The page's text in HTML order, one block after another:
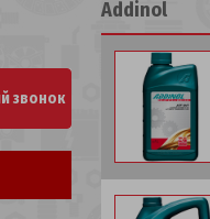
Addinol
звонок